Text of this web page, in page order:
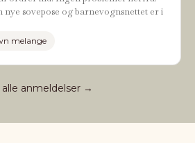
nye sovepose og barnevognsnettet er i
melange
alle anmeldelser →